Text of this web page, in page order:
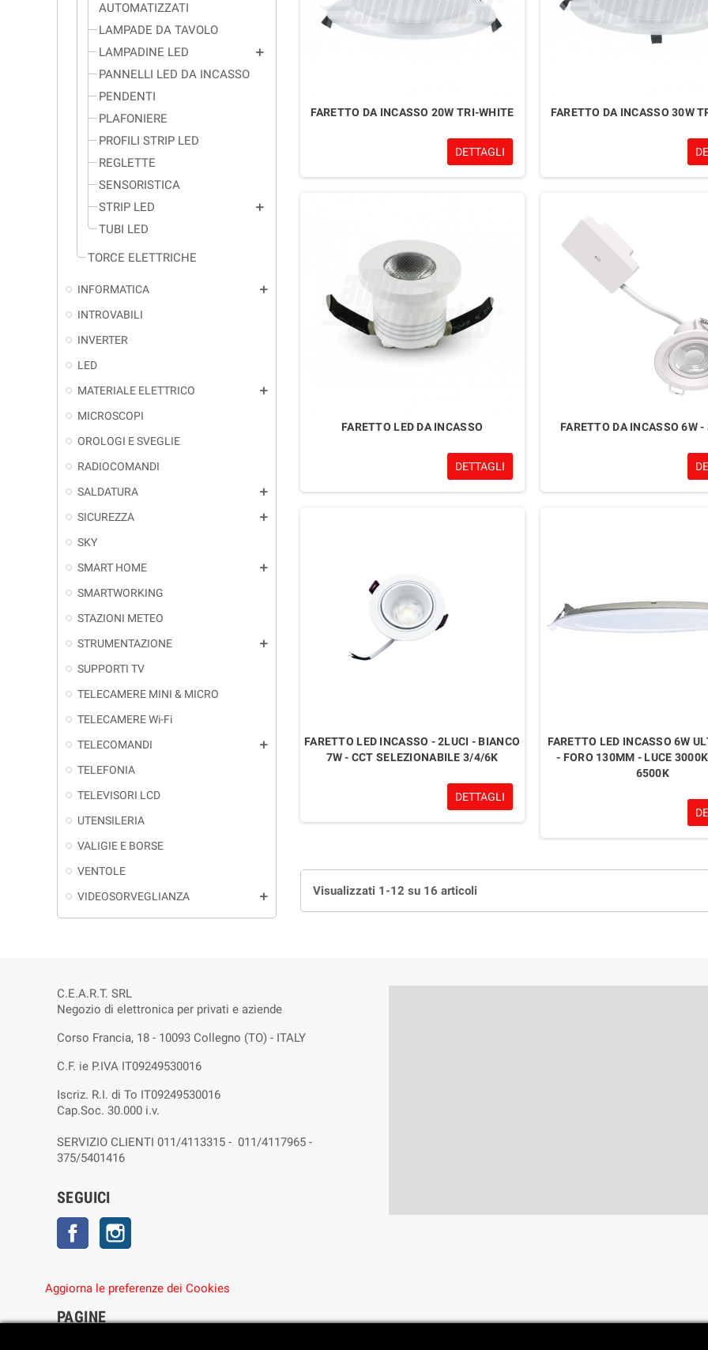
AUTOMATIZZATI
LAMPADE DA TAVOLO
LAMPADINE LED
add
PANNELLI LED DA INCASSO
PENDENTI
PLAFONIERE
PROFILI STRIP LED
REGLETTE
SENSORISTICA
STRIP LED
add
TUBI LED
TORCE ELETTRICHE
INFORMATICA add
INTROVABILI
INVERTER
LED
MATERIALE ELETTRICO
add
MICROSCOPI
OROLOGI E SVEGLIE
RADIOCOMANDI
SALDATURA
add
SICUREZZA add
SKY
SMART HOME
add
SMARTWORKING
STAZIONI METEO
STRUMENTAZIONE
add
SUPPORTI TV
TELECAMERE MINI & MICRO
TELECAMERE Wi-Fi
TELECOMANDI
add
TELEFONIA
TELEVISORI LCD
UTENSILERIA
VALIGIE E BORSE
VENTOLE
VIDEOSORVEGLIANZA
add
FARETTO DA INCASSO 20W TRI-WHITE
DETTAGLI
FARETTO DA INCASSO 30W
FARETTO LED DA INCASSO
DETTAGLI
FARETTO DA INCASSO 6W -
FARETTO LED INCASSO - 2LUCI - BIANCO
7W - CCT SELEZIONABILE 3/4/6K
DETTAGLI
FARETTO LED INCASSO 6W
- FORO 130MM - LUCE
6500K
Visualizzati 1-12 su 16 articoli
C.E.A.R.T. SRL
Negozio di elettronica per privati e aziende
Corso Francia, 18 - 10093 Collegno (TO) - ITALY
C.F. ie P.IVA IT09249530016
Iscriz. R.I. di To IT09249530016
Cap.Soc. 30.000 i.v.
SERVIZIO CLIENTI 011/4113315 - 011/4117965 -
375/5401416
SEGUICI
Facebook
Aggiorna le preferenze dei Cookies
PAGINE